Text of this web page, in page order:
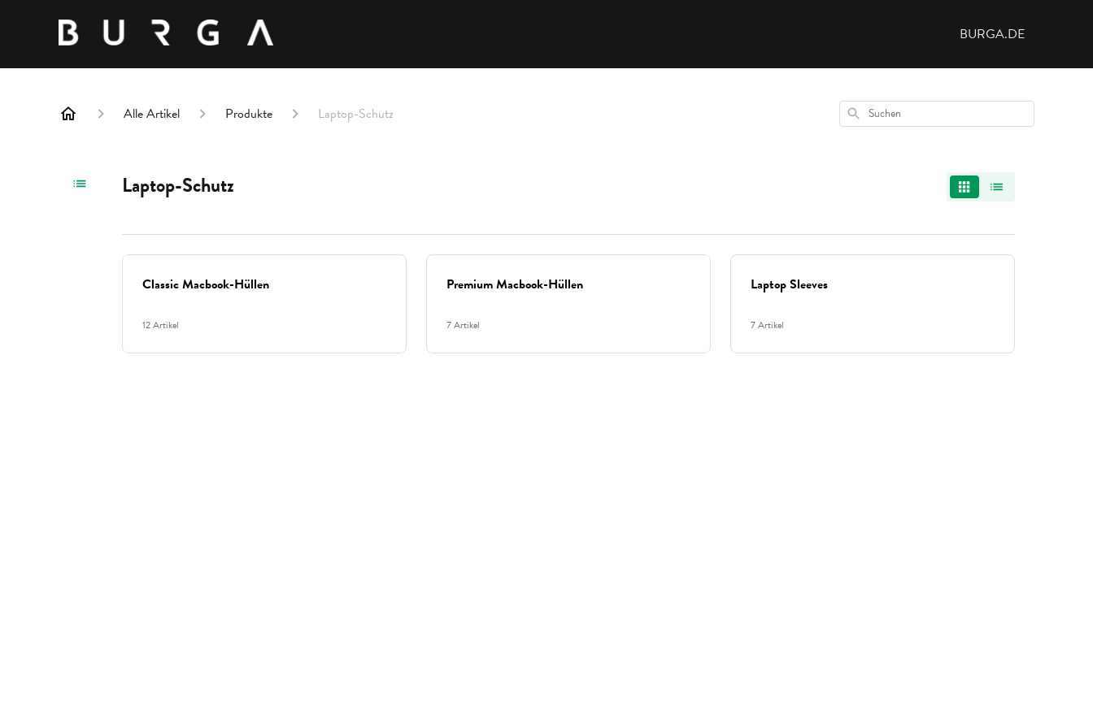
BURGA.DE
Alle Artikel Produkte Laptop-Schutz Suchen
Laptop-Schutz
Classic Macbook-Hüllen
12 Artikel
Premium Macbook-Hüllen
7 Artikel
Laptop Sleeves
7 Artikel